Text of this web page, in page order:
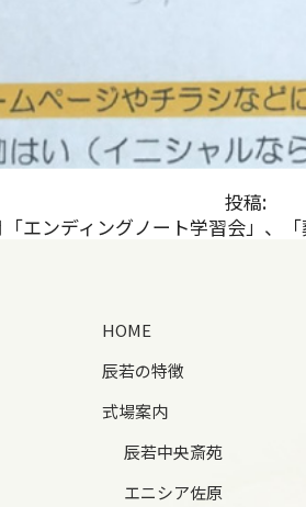
投稿:
エンディングノート学習会」、
HOME
辰若の特徴
式場案内
辰若中央斎苑
エニシア佐原